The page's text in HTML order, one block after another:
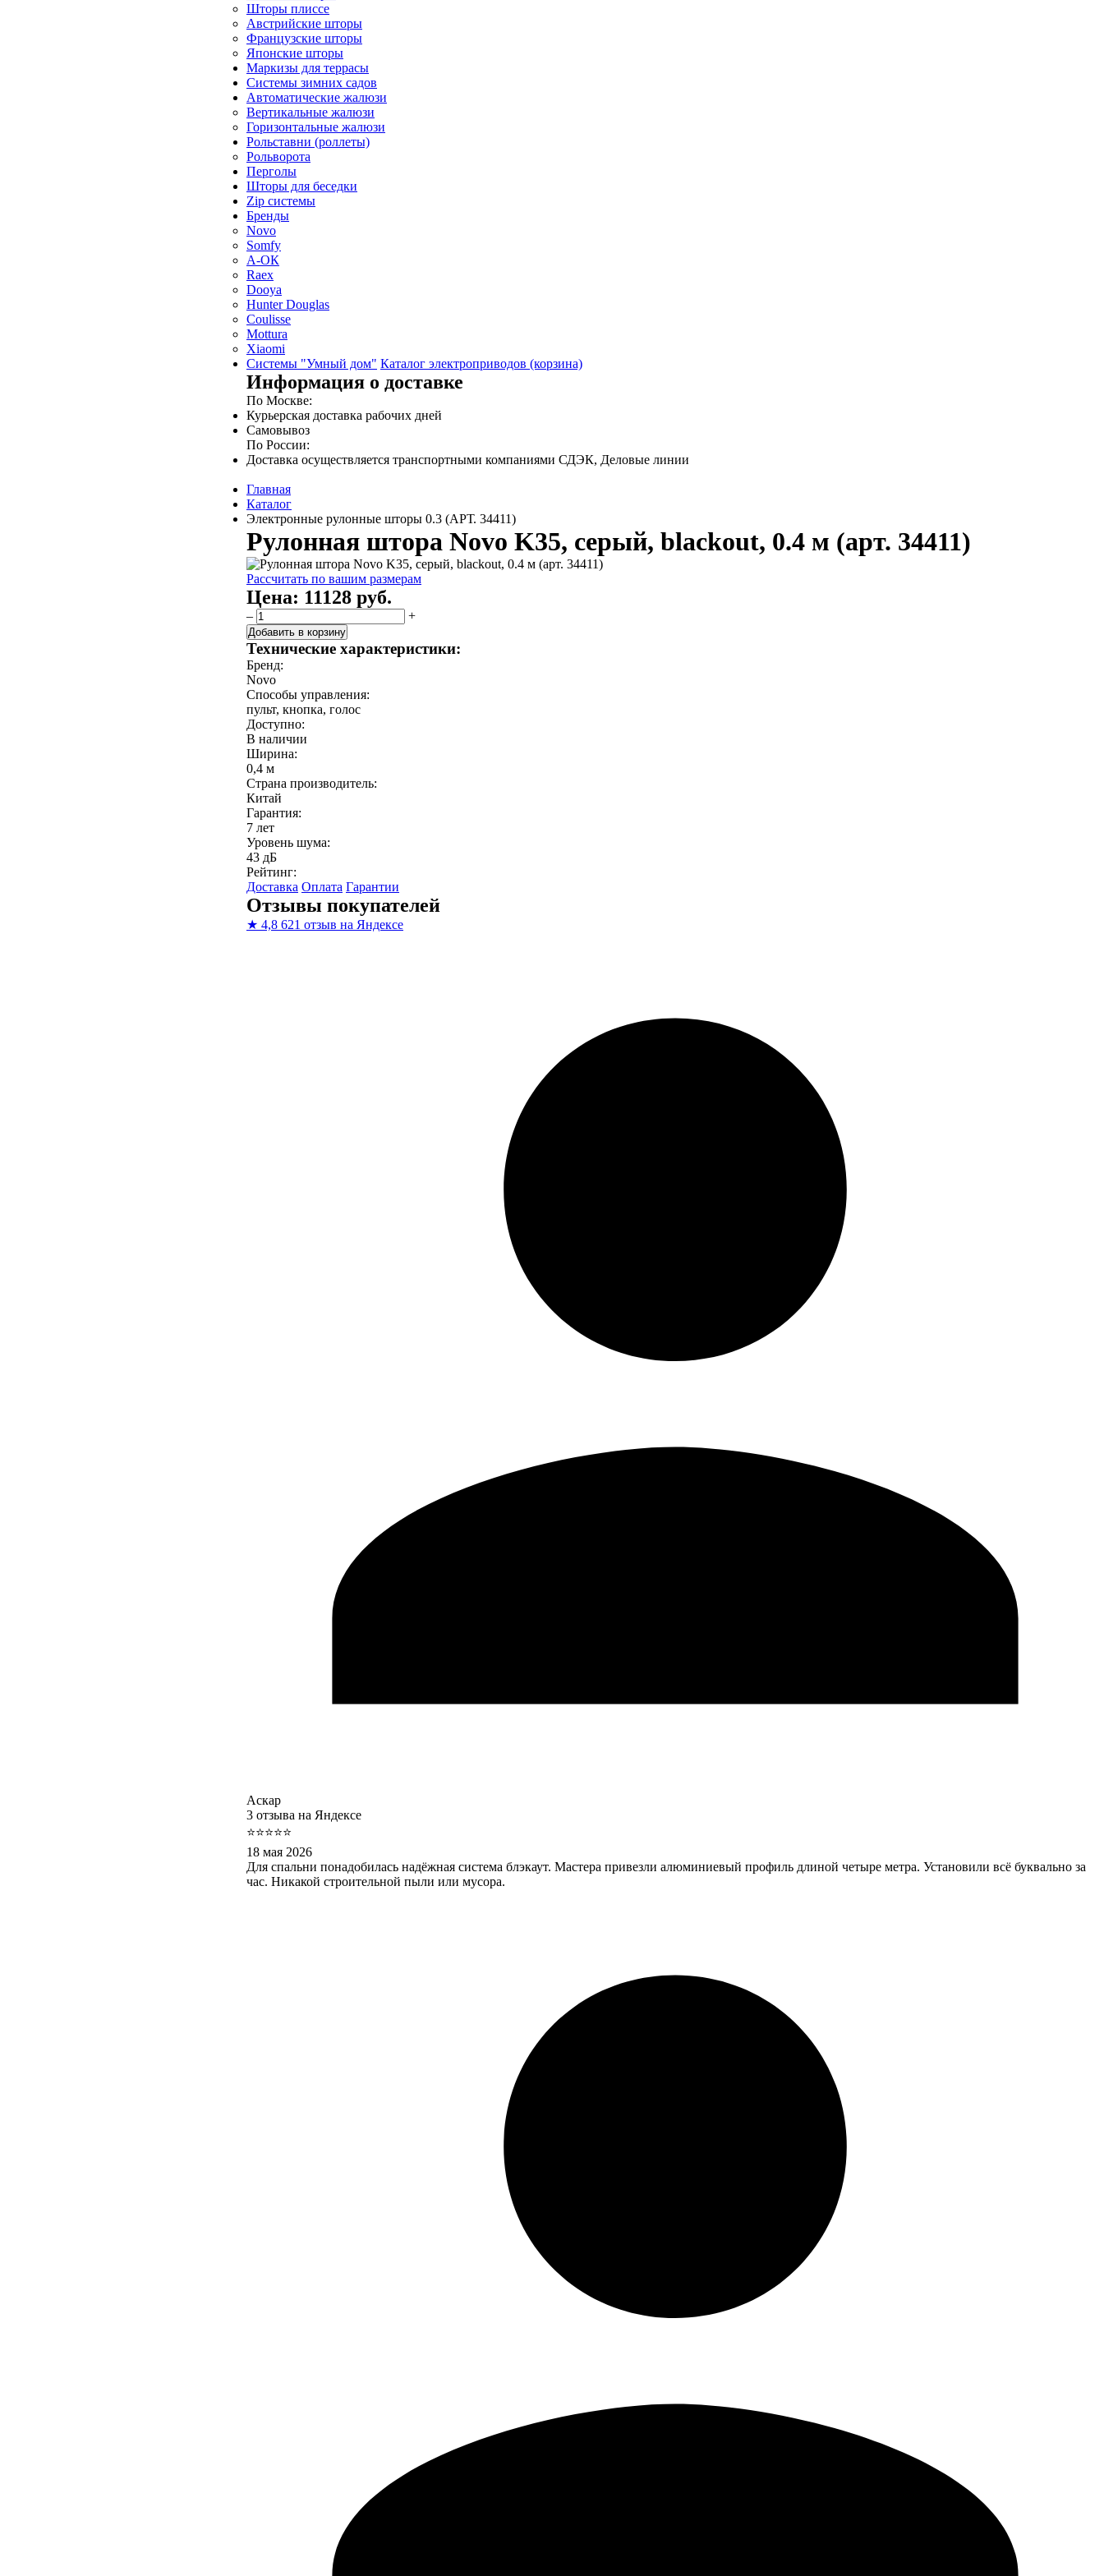
Шторы плиссе
Австрийские шторы
Французские шторы
Японские шторы
Маркизы для террасы
Системы зимних садов
Автоматические жалюзи
Вертикальные жалюзи
Горизонтальные жалюзи
Рольставни (роллеты)
Рольворота
Перголы
Шторы для беседки
Zip системы
Бренды
Novo
Somfy
А-ОК
Raex
Dooya
Hunter Douglas
Coulisse
Mottura
Xiaomi
Системы "Умный дом" Каталог электроприводов (корзина)
Информация о доставке
По Москве:
Курьерская доставка рабочих дней
Самовывоз
По России:
Доставка осуществляется транспортными компаниями СДЭК, Деловые линии
Главная
Каталог
Электронные рулонные шторы 0.3 (АРТ. 34411)
Рулонная штора Novo K35, серый, blackout, 0.4 м (арт. 34411)
Рассчитать по вашим размерам
Цена: 11128 руб.
– +
Добавить в корзину
Технические характеристики:
Бренд:
Novo
Способы управления:
пульт, кнопка, голос
Доступно:
В наличии
Ширина:
0,4 м
Страна производитель:
Китай
Гарантия:
7 лет
Уровень шума:
43 дБ
Рейтинг:
Доставка Оплата Гарантии
Отзывы покупателей
★ 4,8 621 отзыв на Яндексе
Аскар
3 отзыва на Яндексе
⭐⭐⭐⭐⭐
18 мая 2026
Для спальни понадобилась надёжная система блэкаут. Мастера привезли алюминиевый профиль длиной четыре метра. Установили всё буквально за
час. Никакой строительной пыли или мусора.